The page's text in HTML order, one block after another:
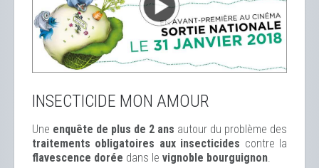
INSECTICIDE MON AMOUR
Une enquête de plus de 2 ans autour du problème des
traitements obligatoires aux insecticides contre la
flavescence dorée dans le vignoble bourguignon